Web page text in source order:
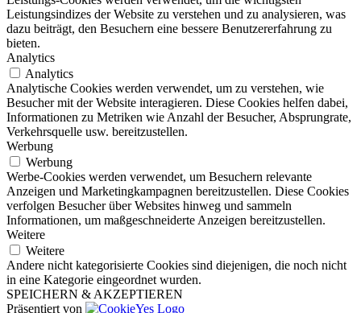
Leistungsindizes der Website zu verstehen und zu analysieren, was
dazu beiträgt, den Besuchern eine bessere Benutzererfahrung zu
bieten.
Analytics
Analytics
Analytische Cookies werden verwendet, um zu verstehen, wie
Besucher mit der Website interagieren. Diese Cookies helfen dabei,
Informationen zu Metriken wie Anzahl der Besucher, Absprungrate,
Verkehrsquelle usw. bereitzustellen.
Werbung
Werbung
Werbe-Cookies werden verwendet, um Besuchern relevante
Anzeigen und Marketingkampagnen bereitzustellen. Diese Cookies
verfolgen Besucher über Websites hinweg und sammeln
Informationen, um maßgeschneiderte Anzeigen bereitzustellen.
Weitere
Weitere
Andere nicht kategorisierte Cookies sind diejenigen, die noch nicht
in eine Kategorie eingeordnet wurden.
SPEICHERN & AKZEPTIEREN
Präsentiert von